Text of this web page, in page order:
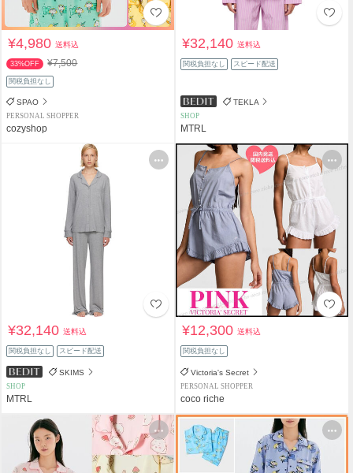
¥4,980送料込
33%OFF ¥7,500
関税負担なし
SPAO
PERSONAL SHOPPER
cozyshop
¥32,140送料込
関税負担なし スピード配送
TEKLA
SHOP
MTRL
¥32,140送料込
関税負担なし スピード配送
SKIMS
SHOP
MTRL
¥12,300送料込
関税負担なし
Victoria's Secret
PERSONAL SHOPPER
coco riche